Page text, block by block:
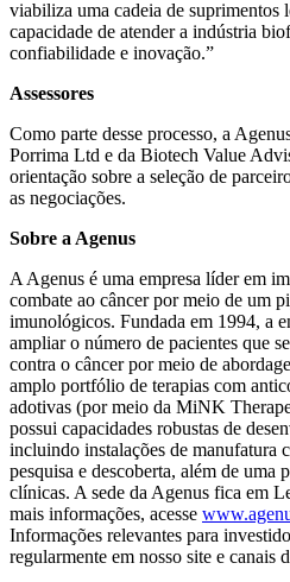
viabiliza uma cadeia de suprimentos
capacidade de atender a indústria
confiabilidade e inovação.”
Assessores
Como parte desse processo, a
Porrima Ltd e da Biotech Value
orientação sobre a seleção de
as negociações.
Sobre a Agenus
A Agenus é uma empresa líder em
combate ao câncer por meio de um
imunológicos. Fundada em 1994, a
ampliar o número de pacientes que
contra o câncer por meio de
amplo portfólio de terapias com
adotivas (por meio da MiNK
possui capacidades robustas de
incluindo instalações de manufatura
pesquisa e descoberta, além de uma
clínicas. A sede da Agenus fica em
mais informações, acesse
Informações relevantes para
regularmente em nosso site e canais